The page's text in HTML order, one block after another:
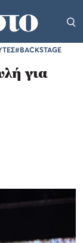
#BACKSTAGE
για